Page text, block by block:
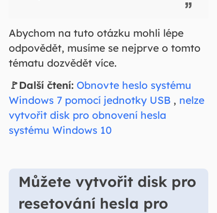
Abychom na tuto otázku mohli lépe
odpovědět, musíme se nejprve o tomto
tématu dozvědět více.
🚩Další čtení: Obnovte heslo systému
Windows 7 pomocí jednotky USB, nelze
vytvořit disk pro obnovení hesla
systému Windows 10
Můžete vytvořit disk pro
resetování hesla pro